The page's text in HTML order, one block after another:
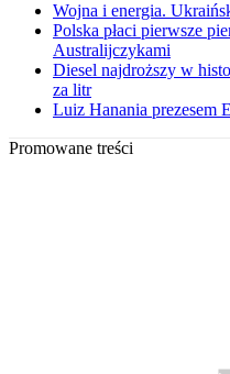
Wojna i energia.
Polska płaci pierwsze
Australijczykami
Diesel najdroższy w
za litr
Luiz Hanania prezesem
Promowane treści